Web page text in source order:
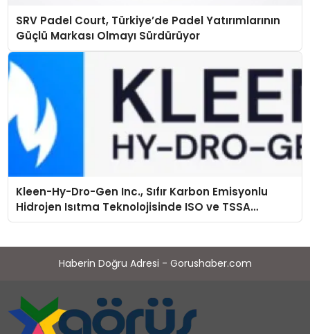
SRV Padel Court, Türkiye’de Padel Yatırımlarının
Güçlü Markası Olmayı Sürdürüyor
Kleen-Hy-Dro-Gen Inc., Sıfır Karbon Emisyonlu
Hidrojen Isıtma Teknolojisinde ISO ve TSSA
Düzenleyici Onaylarını Aldı
Haberin Doğru Adresi - Gorushaber.com